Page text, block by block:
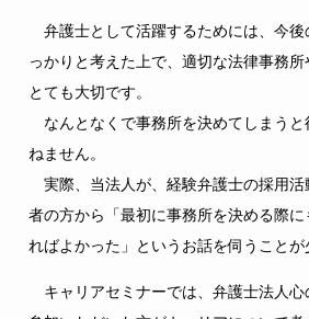
弁護士として活躍するためには、今後
っかりと考えた上で、適切な法律事務
とても大切です。
なんとなくで事務所を決めてしまうと
ねません。
実際、当法人が、経験弁護士の採用活
者の方から「最初に事務所を決める際に
ればよかった」というお話を伺うことが
キャリアセミナーでは、弁護士法人心